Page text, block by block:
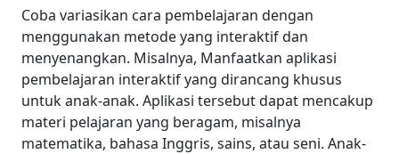
Coba variasikan cara pembelajaran dengan
menggunakan metode yang interaktif dan
menyenangkan. Misalnya, Manfaatkan aplikasi
pembelajaran interaktif yang dirancang khusus
untuk anak-anak. Aplikasi tersebut dapat mencakup
materi pelajaran yang beragam, misalnya
matematika, bahasa Inggris, sains, atau seni. Anak-